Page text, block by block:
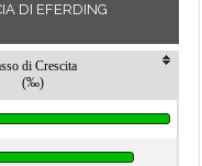
DI EFERDING
di Crescita
(‰)